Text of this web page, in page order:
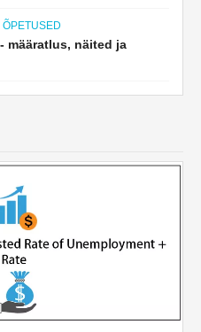
määratlus, näited ja